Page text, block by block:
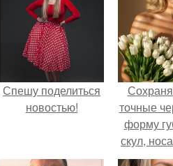
Спешу поделиться
новостью!
точные
форму
скул,